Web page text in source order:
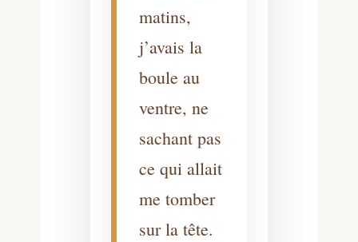
matins,
j’avais la
boule au
ventre, ne
sachant pas
ce qui allait
me tomber
sur la tête.